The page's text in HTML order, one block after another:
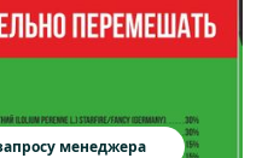
менеджера